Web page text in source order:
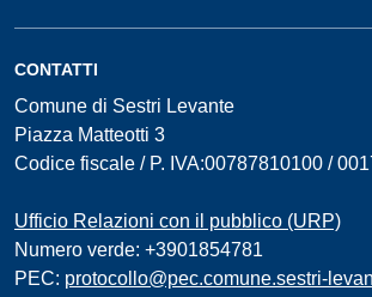
CONTATTI
Comune di Sestri Levante
Piazza Matteotti 3
Codice fiscale / P. IVA:00787810100 /
Ufficio Relazioni con il pubblico (URP)
Numero verde: +3901854781
PEC: protocollo@pec.comune.sestri-